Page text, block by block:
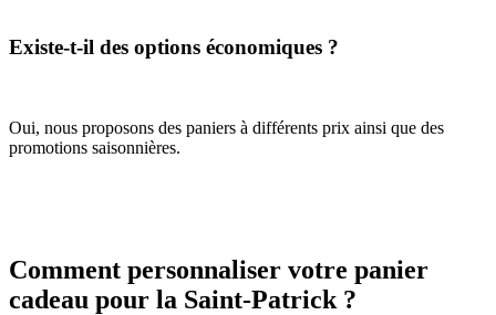
Existe-t-il des options économiques ?
Oui, nous proposons des paniers à différents prix ainsi que des
promotions saisonnières.
Comment personnaliser votre panier
cadeau pour la Saint-Patrick ?